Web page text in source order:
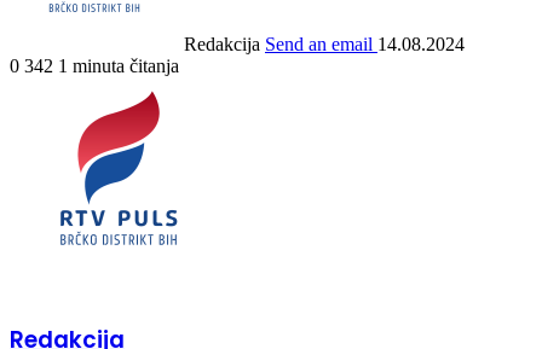
Redakcija Send an email 14.08.2024
0 342 1 minuta čitanja
Redakcija